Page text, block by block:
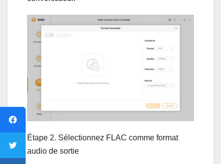
Étape 2. Sélectionnez FLAC comme format
audio de sortie